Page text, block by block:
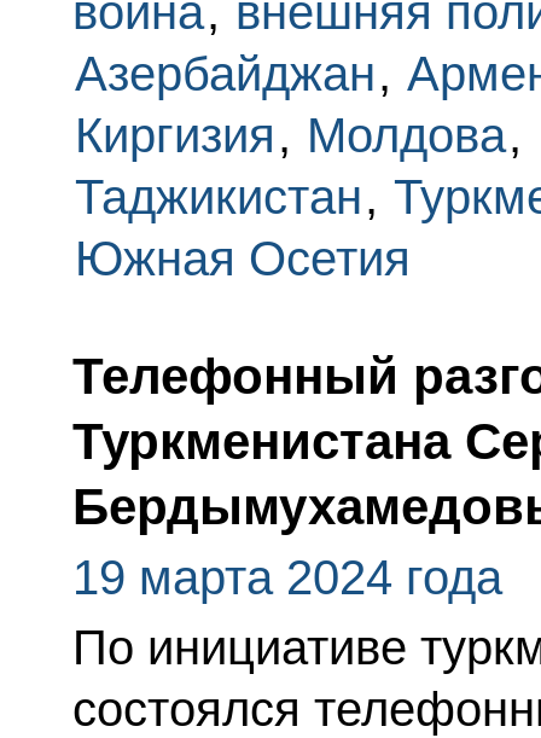
война, внешняя
Азербайджан,
Киргизия, Молдова,
Таджикистан,
Южная Осетия
Телефонный
Туркменистана
19 марта 2024 года
По инициативе
состоялся